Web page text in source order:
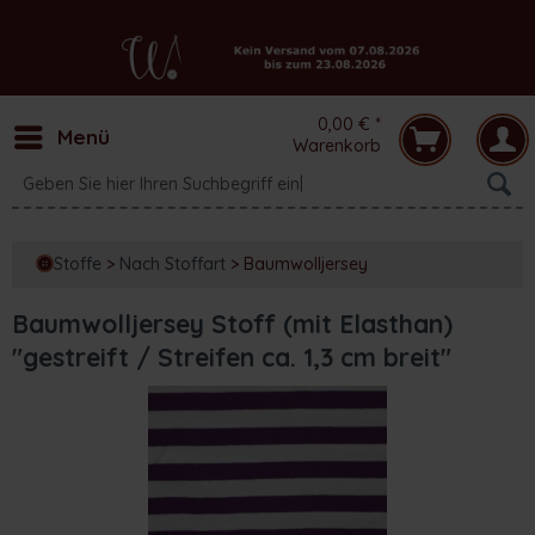
Menü
0,00 € *
Warenkorb
Stoffe > Nach Stoffart > Baumwolljersey
Baumwolljersey Stoff (mit Elasthan)
"gestreift / Streifen ca. 1,3 cm breit"